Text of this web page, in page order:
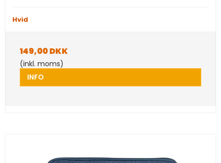
Hvid
149,00 DKK
(inkl. moms)
INFO